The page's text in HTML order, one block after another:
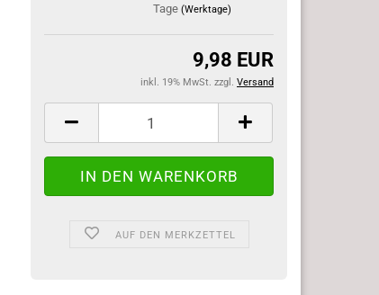
Tage(Werktage)
9,98 EUR
inkl. 19% MwSt. zzgl. Versand
AUF DEN MERKZETTEL